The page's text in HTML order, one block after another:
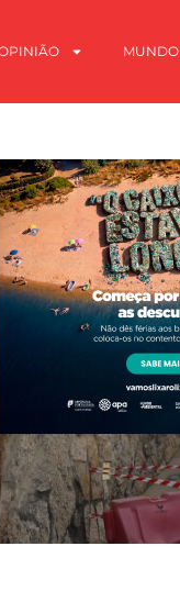
MUNDO